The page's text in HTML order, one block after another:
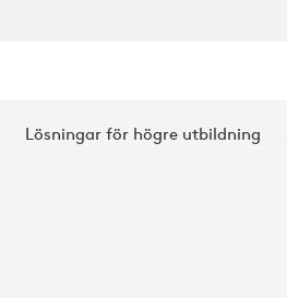
Lösningar för högre utbildning